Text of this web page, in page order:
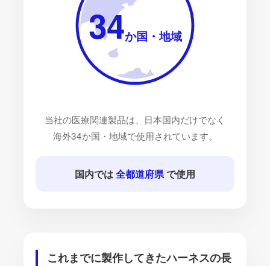
34か国・地域
当社の医療関連製品は、日本国内だけでなく
海外34か国・地域で使用されています。
国内では全都道府県で使用
これまでに製作してきたハーネスの長